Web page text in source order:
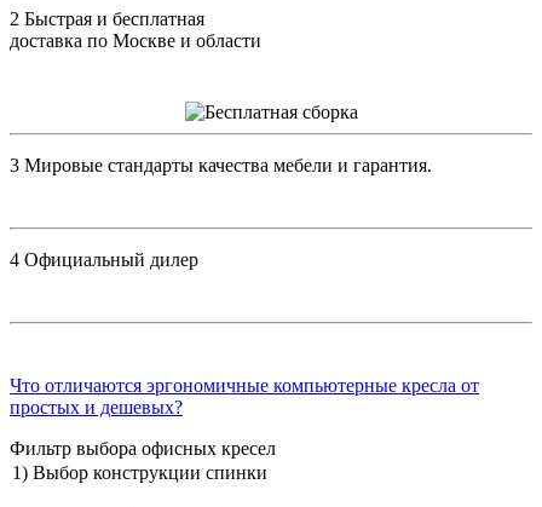
2 Быстрая и бесплатная
доставка по Москве и области
3 Мировые стандарты качества мебели и гарантия.
4 Официальный дилер
Что отличаются эргономичные компьютерные кресла от
простых и дешевых?
Фильтр выбора офисных кресел
1) Выбор конструкции спинки